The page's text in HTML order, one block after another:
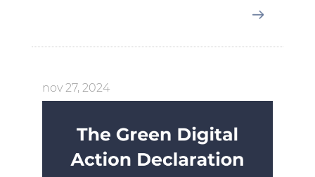
nov 27, 2024